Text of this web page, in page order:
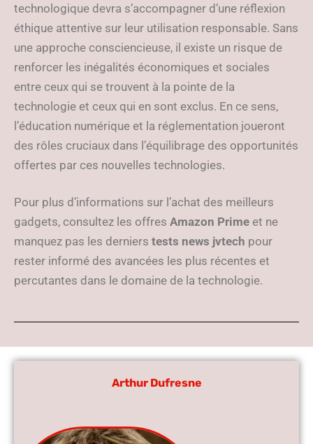
technologique devra s’accompagner d’une réflexion
éthique attentive sur leur utilisation responsable. Sans
une approche consciencieuse, il existe un risque de
renforcer les inégalités économiques et sociales
entre ceux qui se trouvent à la pointe de la
technologie et ceux qui en sont exclus. En ce sens,
l’éducation numérique et la réglementation joueront
des rôles cruciaux dans l’équilibrage des opportunités
offertes par ces nouvelles technologies.
Pour plus d’informations sur l’achat des meilleurs
gadgets, consultez les offres Amazon Prime et ne
manquez pas les derniers tests news jvtech pour
rester informé des avancées les plus récentes et
percutantes dans le domaine de la technologie.
Arthur Dufresne